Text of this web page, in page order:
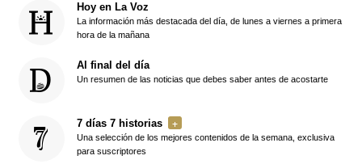
Hoy en La Voz
La información más destacada del día, de lunes a viernes a primera
hora de la mañana
Al final del día
Un resumen de las noticias que debes saber antes de acostarte
7 días 7 historias
Una selección de los mejores contenidos de la semana, exclusiva
para suscriptores